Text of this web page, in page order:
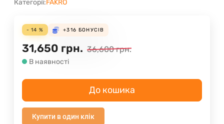
Категорії:FAKRO
- 14 % +316 БОНУСІВ
31,650 грн. 36,600 грн.
В наявності
До кошика
Купити в один клік